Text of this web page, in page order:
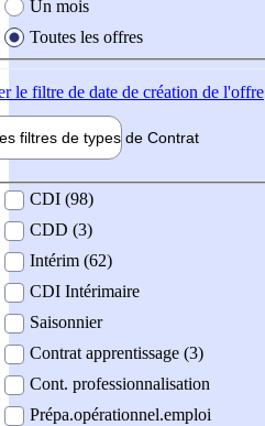
Un mois
Toutes les offres
le filtre de date de création de l'offre
filtres de types de Contrat
contrat
CDI (98)
CDD (3)
Intérim (62)
CDI Intérimaire
Saisonnier
Contrat apprentissage (3)
Cont. professionnalisation
Prépa.opérationnel.emploi